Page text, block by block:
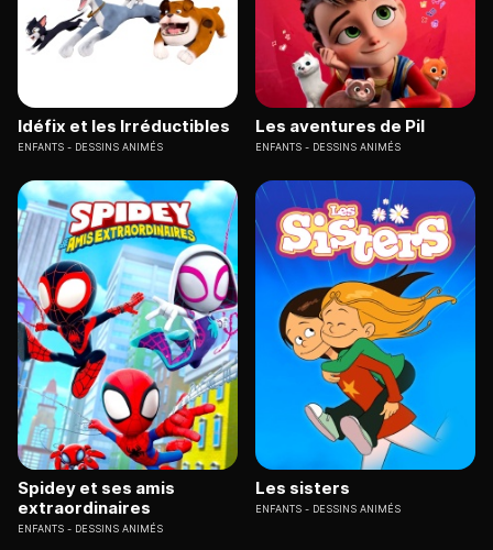
Idéfix et les Irréductibles
ENFANTS DESSINS ANIMÉS
Les aventures de Pil
ENFANTS DESSINS ANIMÉS
Spidey et ses amis
extraordinaires
ENFANTS DESSINS ANIMÉS
Les sisters
ENFANTS DESSINS ANIMÉS